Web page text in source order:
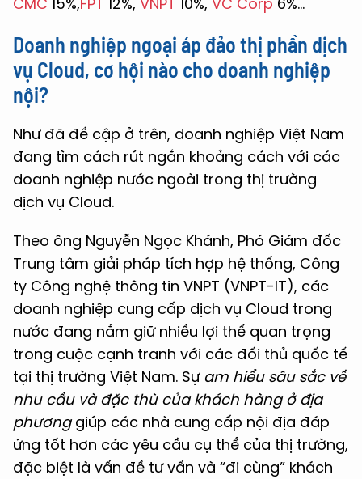
Doanh nghiệp ngoại áp đảo thị phần dịch
vụ Cloud, cơ hội nào cho doanh nghiệp
nội?
Như đã đề cập ở trên, doanh nghiệp Việt Nam
đang tìm cách rút ngắn khoảng cách với các
doanh nghiệp nước ngoài trong thị trường
dịch vụ Cloud.
Theo ông Nguyễn Ngọc Khánh, Phó Giám đốc
Trung tâm giải pháp tích hợp hệ thống, Công
ty Công nghệ thông tin VNPT (VNPT-IT), các
doanh nghiệp cung cấp dịch vụ Cloud trong
nước đang nắm giữ nhiều lợi thế quan trọng
trong cuộc cạnh tranh với các đối thủ quốc tế
tại thị trường Việt Nam. Sự am hiểu sâu sắc về
nhu cầu và đặc thù của khách hàng ở địa
phươnggiúp các nhà cung cấp nội địa đáp
ứng tốt hơn các yêu cầu cụ thể của thị trường,
đặc biệt là vấn đề tư vấn và “đi cùng” khách